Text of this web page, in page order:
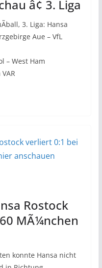
â¢ 3. Liga
3. Liga: Hansa
Aue – VfL
– West Ham
Rostock
MÃ¼nchen
konnte Hansa nicht